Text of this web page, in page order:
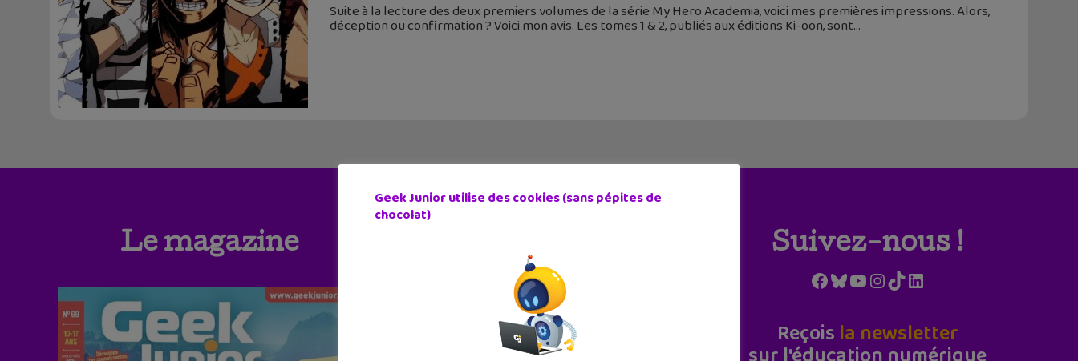
Suite à la lecture des deux premiers volumes de la série My Hero Academia, voici mes premières impressions. Alors,
déception ou confirmation ? Voici mon avis. Les tomes 1 & 2, publiés aux éditions Ki-oon, sont
Le magazine Suivez-nous !
Facebook
Bluesky
YouTube
Instagram
TikTokLinkedIn
Reçois la newsletter
Geek Junior utilise des cookies (sans pépites de
chocolat)